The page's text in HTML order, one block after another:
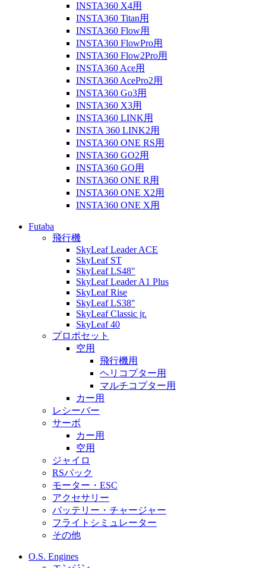
INSTA360 X4用
INSTA360 Titan用
INSTA360 Flow用
INSTA360 FlowPro用
INSTA360 Flow2Pro用
INSTA360 Ace用
INSTA360 AcePro2用
INSTA360 Go3用
INSTA360 X3用
INSTA360 LINK用
INSTA 360 LINK2用
INSTA360 ONE RS用
INSTA360 GO2用
INSTA360 GO用
INSTA360 ONE R用
INSTA360 ONE X2用
INSTA360 ONE X用
Futaba
飛行機
SkyLeaf Leader ACE
SkyLeaf ST
SkyLeaf LS48"
SkyLeaf Leader A1 Plus
SkyLeaf Rise
SkyLeaf LS38"
SkyLeaf Classic jr.
SkyLeaf 40
プロポセット
空用
飛行機用
ヘリコプター用
マルチコプター用
カー用
レシーバー
サーボ
カー用
空用
ジャイロ
RSパック
モーター・ESC
アクセサリー
バッテリー・チャージャー
フライトシミュレーター
その他
O.S. Engines